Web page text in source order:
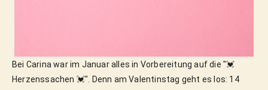
Bei Carina war im Januar alles in Vorbereitung auf die "💓
Herzenssachen 💓". Denn am Valentinstag geht es los: 14